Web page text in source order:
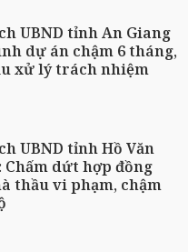
UBND tỉnh An Giang
dự án chậm 6 tháng,
xử lý trách nhiệm
UBND tỉnh Hồ Văn
Chấm dứt hợp đồng
thầu vi phạm, chậm